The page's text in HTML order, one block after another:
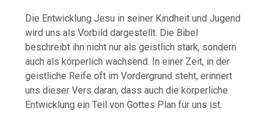
Die EntwicklungJesu in seiner KindheitundJugend
wirdunsalsVorbilddargestellt. Die Bibel
beschreibt ihnnichtnuralsgeistlich stark, sondern
auchalskörperlichwachsend. Ineiner Zeit, inder
geistliche Reifeoft imVordergrund steht,erinnert
unsdieserVersdaran,dassauchdiekörperliche
EntwicklungeinTeilvonGottes Planfüruns ist.